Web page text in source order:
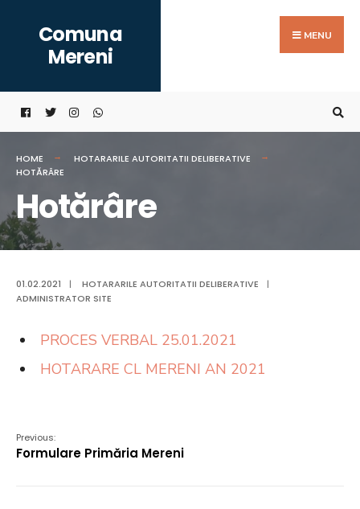
content
Comuna
Mereni
MENU
HOME
HOTARARILE AUTORITATII DELIBERATIVE
HOTĂRÂRE
Hotărâre
01.02.2021 | HOTARARILE AUTORITATII DELIBERATIVE
|
ADMINISTRATOR SITE
PROCES VERBAL 25.01.2021
HOTARARE CL MERENI AN 2021
Previous:
Formulare Primăria Mereni
for: